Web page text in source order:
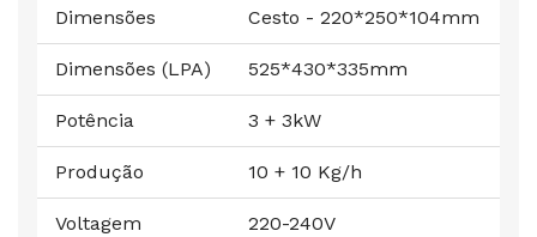
Dimensões Cesto - 220*250*104mm
Dimensões (LPA) 525*430*335mm
Potência 3 + 3kW
Produção 10 + 10 Kg/h
Voltagem 220-240V